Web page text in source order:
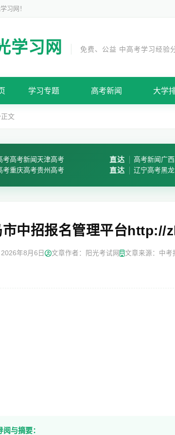
习网！
学习网 免费、公益 中高考学习经验
学习专题 高考新闻 大学
正文
考高考新闻天津高考
考重庆高考贵州高考
直达 高考新闻广
直达 辽宁高考黑
市中招报名管理平台
2026年8月6日 文章作者：阳光考试网
文章来源：中考
阅与摘要：